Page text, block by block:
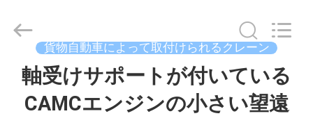
2020
INTERNATIONAL
GROUP
貨物自動車によって取付けられるクレーン
軸受けサポートが付いている
CAMCエンジンの小さい望遠